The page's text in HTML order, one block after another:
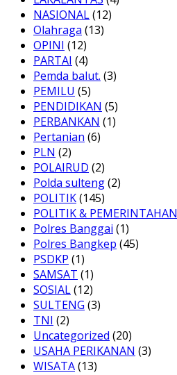
NASIONAL(12)
Olahraga (13)
OPINI (12)
PARTAI (4)
Pemda balut. (3)
PEMILU (5)
PENDIDIKAN (5)
PERBANKAN (1)
Pertanian (6)
PLN (2)
POLAIRUD (2)
Polda sulteng(2)
POLITIK(145)
POLITIK & PEMERINTAHAN
Polres Banggai (1)
Polres Bangkep (45)
PSDKP (1)
SAMSAT (1)
SOSIAL(12)
SULTENG (3)
TNI (2)
Uncategorized (20)
USAHA PERIKANAN (3)
WISATA(13)